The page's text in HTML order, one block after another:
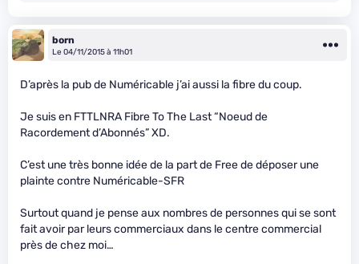
born
Le 04/11/2015 à 11h01
D’après la pub de Numéricable j’ai aussi la fibre du coup.
Je suis en FTTLNRA Fibre To The Last “Noeud de
Racordement d’Abonnés” XD.
C’est une très bonne idée de la part de Free de déposer une
plainte contre Numéricable-SFR
Surtout quand je pense aux nombres de personnes qui se sont
fait avoir par leurs commerciaux dans le centre commercial
près de chez moi…